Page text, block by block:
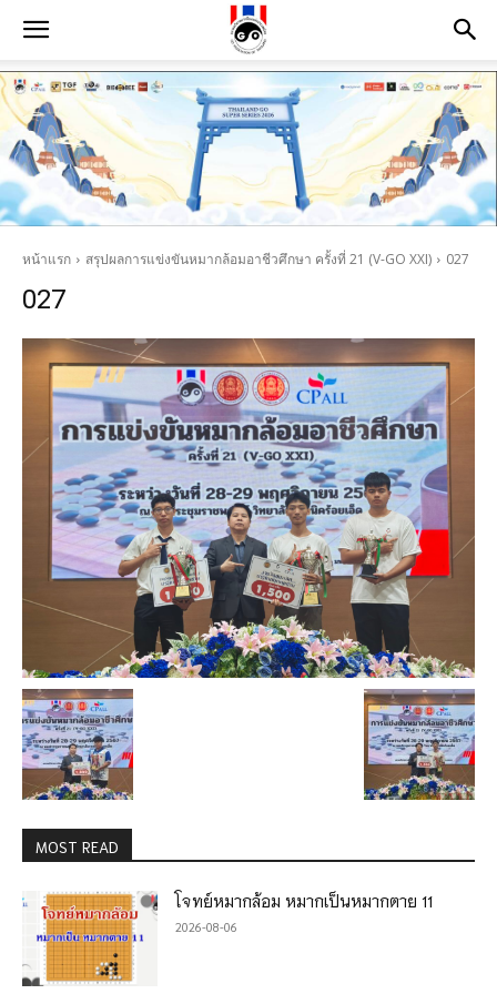
หน้าแรก สรุปผลการแข่งขันหมากล้อมอาชีวศึกษา ครั้งที่ 21 (V-GO XXI) 027
027
MOST READ
โจทย์หมากล้อม หมากเป็นหมากตาย 11
2026-08-06